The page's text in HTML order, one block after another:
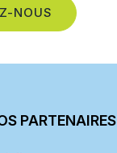
NOUS
PARTENAIRES